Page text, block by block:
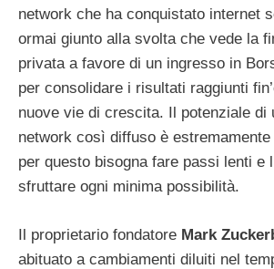
network che ha conquistato internet
ormai giunto alla svolta che vede la
privata a favore di un ingresso in
per consolidare i risultati raggiunti
nuove vie di crescita. Il potenziale di
network così diffuso è
per questo bisogna fare passi lenti e
sfruttare ogni minima possibilità.
Il proprietario fondatore Mark
abituato a cambiamenti diluiti nel